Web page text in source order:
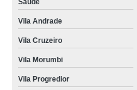
Saúde
Vila Andrade
Vila Cruzeiro
Vila Morumbi
Vila Progredior